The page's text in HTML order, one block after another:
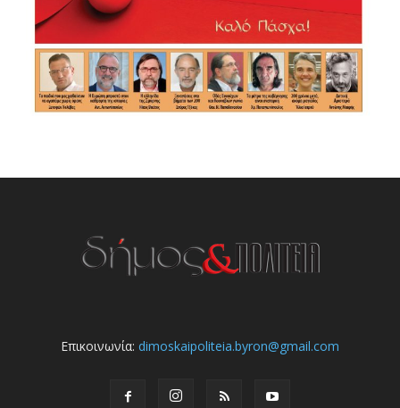
Επικοινωνία: dimoskaipoliteia.byron@gmail.com